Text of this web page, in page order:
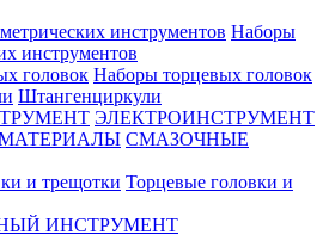
Наборы
инструментов
Наборы торцевых головок
Штангенциркули
ЭЛЕКТРОИНСТРУМЕНТ
СМАЗОЧНЫЕ
Торцевые головки и